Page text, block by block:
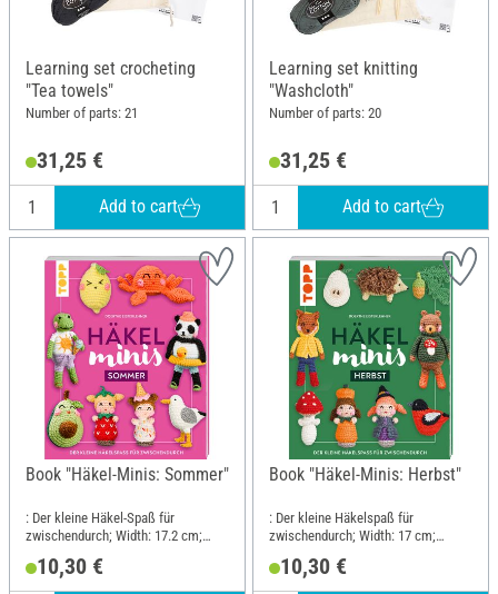
Learning set crocheting
"Tea towels"
Number of parts: 21
31,25 €
Add to cart
Learning set knitting
"Washcloth"
Number of parts: 20
31,25 €
Add to cart
Book "Häkel-Minis: Sommer"
: Der kleine Häkel-Spaß für
zwischendurch; Width: 17.2 cm;
10,30 €
Book "Häkel-Minis: Herbst"
: Der kleine Häkelspaß für
zwischendurch; Width: 17 cm;
10,30 €